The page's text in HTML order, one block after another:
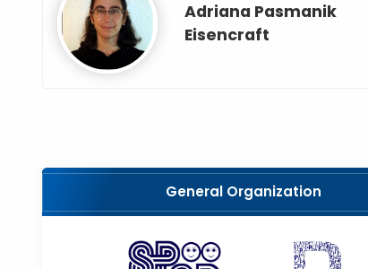
Adriana Pasmanik
Eisencraft
General Organization